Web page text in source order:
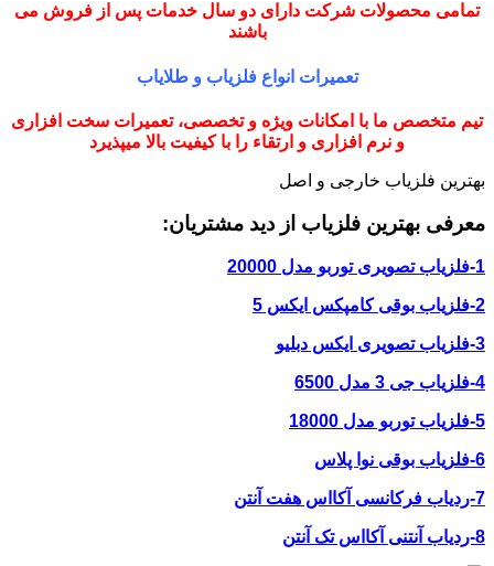
تمامی محصولات شرکت دارای دو سال خدمات پس از فروش می
باشند
تعمیرات انواع فلزیاب و طلایاب
تیم متخصص ما با امکانات ویژه و تخصصی، تعمیرات سخت افزاری
و نرم افزاری و ارتقاء را با کیفیت بالا میپذیرد
بهترین فلزیاب خارجی و اصل
معرفی بهترین فلزیاب از دید مشتریان:
1-فلزیاب تصویری توربو مدل 20000
2-فلزیاب بوقی کامپکس ایکس 5
3-فلزیاب تصویری ایکس دبلیو
4-فلزیاب جی 3 مدل 6500
5-فلزیاب توربو مدل 18000
6-فلزیاب بوقی نوا پلاس
7-ردیاب فرکانسی آکااس هفت آنتن
8-ردیاب آنتنی آکااس تک آنتن